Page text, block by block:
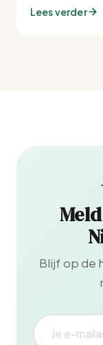
Lees verder
Blijf op de